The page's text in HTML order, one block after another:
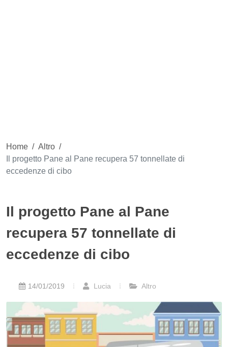
Home / Altro /
Il progetto Pane al Pane recupera 57 tonnellate di
eccedenze di cibo
Il progetto Pane al Pane
recupera 57 tonnellate di
eccedenze di cibo
14/01/2019 Lucia Altro